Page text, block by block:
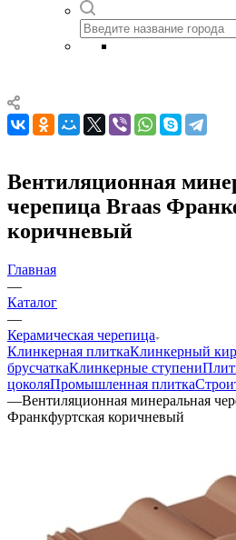
Вентиляционная
черепица Braas
коричневый
Главная
—
Каталог
—
Керамическая черепица
Клинкерная плиткаКлинкерный
брусчаткаКлинкерные ступени
цоколяПромышленная плитка
—Вентиляционная минеральная
Франкфуртская коричневый